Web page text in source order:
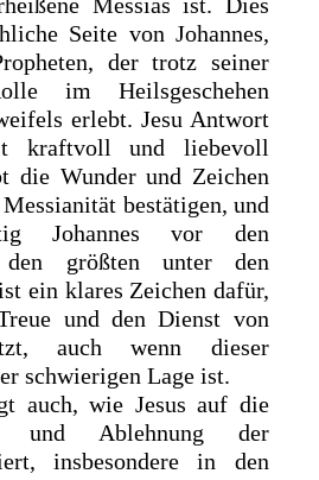
Seite von Johannes,
der trotz seiner
im Heilsgeschehen
erlebt. Jesu Antwort
kraftvoll und liebevoll
die Wunder und Zeichen
bestätigen, und
Johannes vor den
größten unter den
ein klares Zeichen dafür,
und den Dienst von
auch wenn dieser
schwierigen Lage ist.
auch, wie Jesus auf die
und Ablehnung der
insbesondere in den